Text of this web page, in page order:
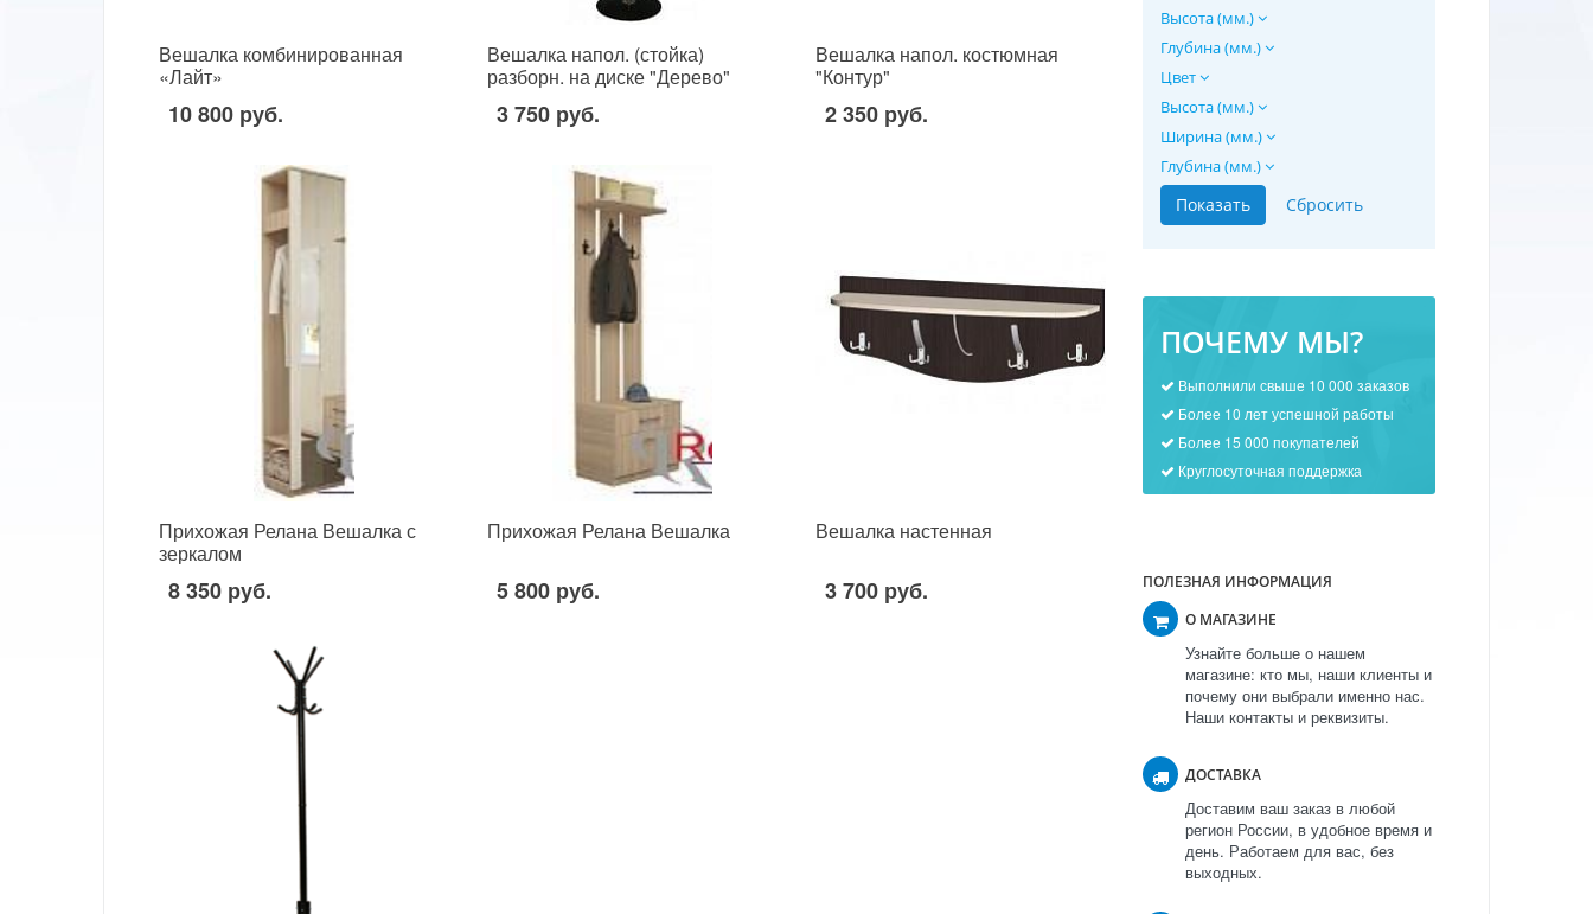
Высота (мм.)
Глубина (мм.)
Цвет
Высота (мм.)
Ширина (мм.)
Глубина (мм.)
ПОЧЕМУ МЫ?
Выполнили свыше 10 000 заказов
Более 10 лет успешной работы
Более 15 000 покупателей
Круглосуточная поддержка
ПОЛЕЗНАЯ ИНФОРМАЦИЯ
О МАГАЗИНЕ
Узнайте больше о нашем
магазине: кто мы, наши клиенты и
почему они выбрали именно нас.
Наши контакты и реквизиты.
ДОСТАВКА
Доставим ваш заказ в любой
регион России, в удобное время и
день. Работаем для вас, без
выходных.
Вешалка комбинированная
«Лайт»
10 800 руб.
Вешалка напол. (стойка)
разборн. на диске "Дерево"
3 750 руб.
Вешалка напол. костюмная
"Контур"
2 350 руб.
Прихожая Релана Вешалка с
зеркалом
8 350 руб.
Прихожая Релана Вешалка
5 800 руб.
Вешалка настенная
3 700 руб.